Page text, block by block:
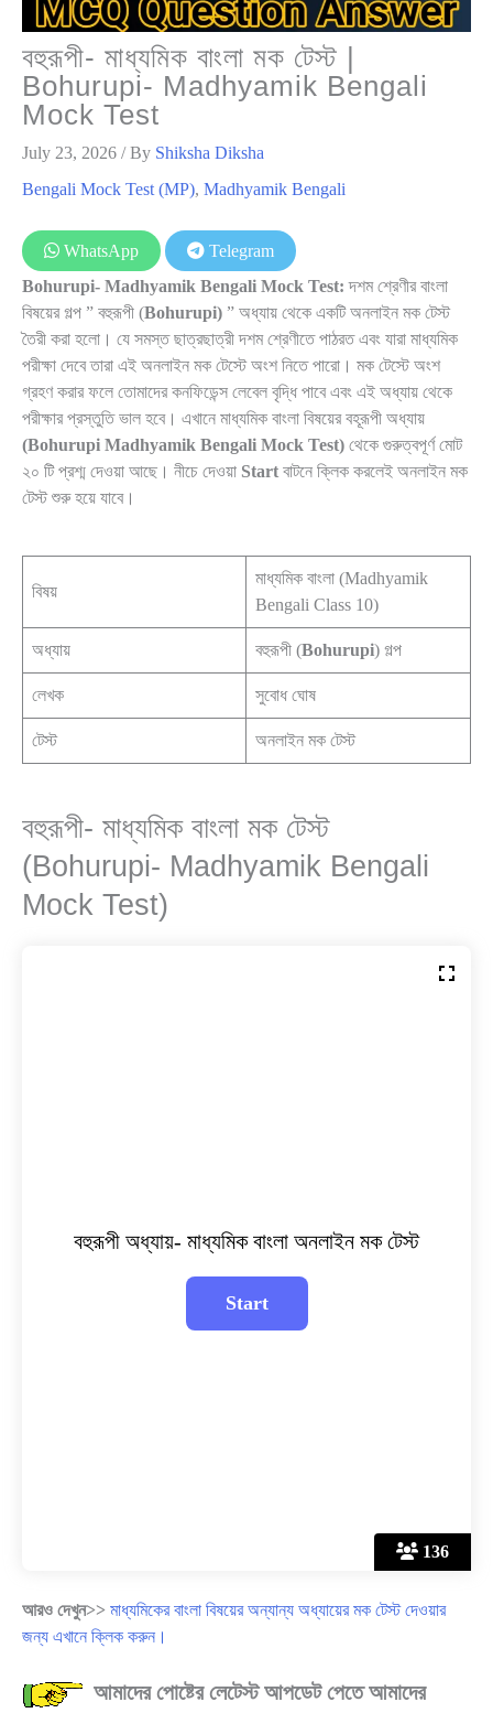
বহুরূপী- মাধ্যমিক বাংলা মক টেস্ট |
Bohurupi- Madhyamik Bengali
Mock Test
July 23, 2026 / By Shiksha Diksha
Bengali Mock Test (MP), Madhyamik Bengali
WhatsApp
Telegram
Bohurupi- Madhyamik Bengali Mock Test: দশম শ্রেণীর বাংলা
বিষয়ের গল্প ” বহুরূপী (Bohurupi) ” অধ্যায় থেকে একটি অনলাইন মক টেস্ট
তৈরী করা হলো। যে সমস্ত ছাত্রছাত্রী দশম শ্রেণীতে পাঠরত এবং যারা মাধ্যমিক
পরীক্ষা দেবে তারা এই অনলাইন মক টেস্টে অংশ নিতে পারো। মক টেস্টে অংশ
গ্রহণ করার ফলে তোমাদের কনফিডেন্স লেবেল বৃদ্ধি পাবে এবং এই অধ্যায় থেকে
পরীক্ষার প্রস্তুতি ভাল হবে। এখানে মাধ্যমিক বাংলা বিষয়ের বহূরূপী অধ্যায়
(Bohurupi Madhyamik Bengali Mock Test) থেকে গুরুত্বপূর্ণ মোট
২০ টি প্রশ্ম দেওয়া আছে। নীচে দেওয়া Start বাটনে ক্লিক করলেই অনলাইন মক
টেস্ট শুরু হয়ে যাবে।
বিষয়
মাধ্যমিক বাংলা (Madhyamik
Bengali Class 10)
অধ্যায় বহুরূপী (Bohurupi) গল্প
লেখক সুবোধ ঘোষ
টেস্ট অনলাইন মক টেস্ট
বহুরূপী- মাধ্যমিক বাংলা মক টেস্ট
(Bohurupi- Madhyamik Bengali
Mock Test)
136
বহুরূপী অধ্যায়- মাধ্যমিক বাংলা অনলাইন মক টেস্ট
আরও দেখুন>> মাধ্যমিকের বাংলা বিষয়ের অন্যান্য অধ্যায়ের মক টেস্ট দেওয়ার
জন্য এখানে ক্লিক করুন।
আমাদের পোষ্টের লেটেস্ট আপডেট পেতে আমাদের